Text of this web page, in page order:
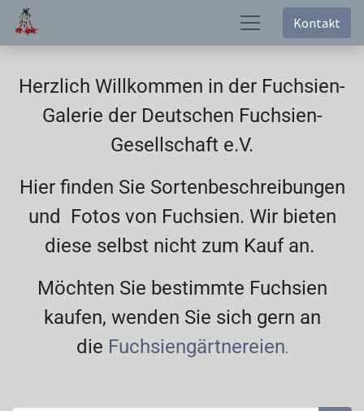
Kontakt
Herzlich Willkommen in der Fuchsien-
Galerie der Deutschen Fuchsien-
Gesellschaft e.V.
Hier finden Sie Sortenbeschreibungen
und Fotos von Fuchsien. Wir bieten
diese selbst nicht zum Kauf an.
Möchten Sie bestimmte Fuchsien
kaufen, wenden Sie sich gern an
die Fuchsiengärtnereien.